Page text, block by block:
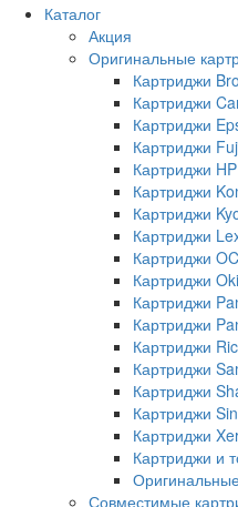
Каталог
Акция
Оригинальные
Картриджи
Картриджи
Картриджи
Картриджи
Картриджи HP
Картриджи
Картриджи
Картриджи
Картриджи
Картриджи Oki
Картриджи
Картриджи
Картриджи
Картриджи
Картриджи
Картриджи
Картриджи
Картриджи и
Совместимые